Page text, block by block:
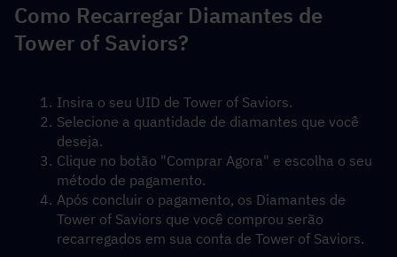
Como Recarregar Diamantes de
Tower of Saviors?
Insira o seu UID de Tower of Saviors.
Selecione a quantidade de diamantes que você
deseja.
Clique no botão "Comprar Agora" e escolha o seu
método de pagamento.
Após concluir o pagamento, os Diamantes de
Tower of Saviors que você comprou serão
recarregados em sua conta de Tower of Saviors.